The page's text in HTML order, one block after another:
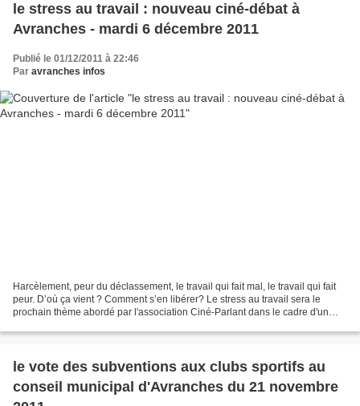
le stress au travail : nouveau ciné-débat à
Avranches - mardi 6 décembre 2011
Publié le 01/12/2011 à 22:46
Par avranches infos
Harcèlement, peur du déclassement, le travail qui fait mal, le travail qui fait
peur. D’où ça vient ? Comment s’en libérer? Le stress au travail sera le
prochain thème abordé par l'association Ciné-Parlant dans le cadre d'un
le vote des subventions aux clubs sportifs au
conseil municipal d'Avranches du 21 novembre